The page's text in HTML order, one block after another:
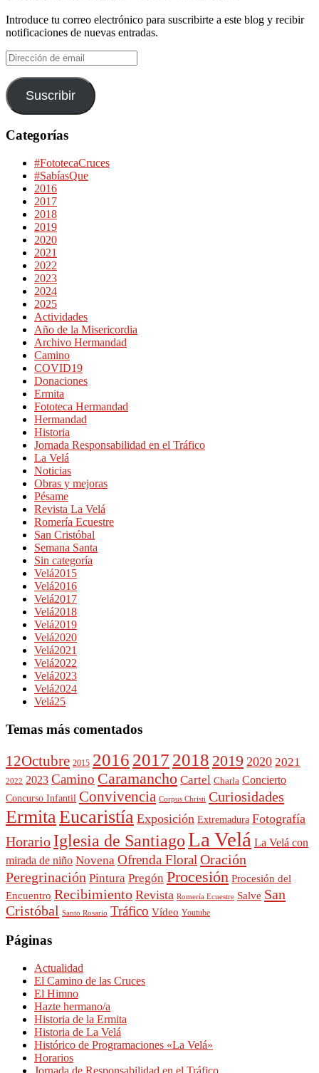
Introduce tu correo electrónico para suscribirte a este blog y recibir
notificaciones de nuevas entradas.
Dirección
de
email
Suscribir
Categorías
#FototecaCruces
#SabíasQue
2016
2017
2018
2019
2020
2021
2022
2023
2024
2025
Actividades
Año de la Misericordia
Archivo Hermandad
Camino
COVID19
Donaciones
Ermita
Fototeca Hermandad
Hermandad
Historia
Jornada Responsabilidad en el Tráfico
La Velá
Noticias
Obras y mejoras
Pésame
Revista La Velá
Romería Ecuestre
San Cristóbal
Semana Santa
Sin categoría
Velá2015
Velá2016
Velá2017
Velá2018
Velá2019
Velá2020
Velá2021
Velá2022
Velá2023
Velá2024
Velá25
Temas más comentados
12Octubre 2015 2016 2017 2018 2019 2020 2021
2022 2023 Camino Caramancho Cartel Charla Concierto
Concurso Infantil Convivencia Corpus Christi Curiosidades
ErmitaEucaristía Exposición Extremadura Fotografía
Horario Iglesia de SantiagoLa Velá La Velá con
mirada de niño Novena Ofrenda FloralOración
Peregrinación Pintura Pregón Procesión Procesión del
Encuentro Recibimiento Revista Romería Ecuestre Salve San
Cristóbal Santo Rosario Tráfico Vídeo Youtube
Páginas
Actualidad
El Camino de las Cruces
El Himno
Hazte hermano/a
Historia de la Ermita
Historia de La Velá
Histórico de Programaciones «La Velá»
Horarios
Jornada de Responsabilidad en el Tráfico